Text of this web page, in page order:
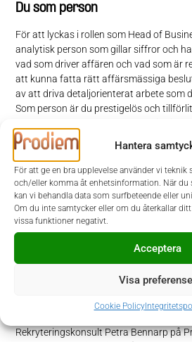
Hantera
För att ge en bra upplevelse använder vi
och/eller komma åt enhetsinformation. När du
kan vi behandla data som surfbeteende eller
Om du inte samtycker eller om du återkallar
vissa funktioner negativt.
Acceptera
Visa
Cookie Policy
Du som person
För att lyckas i rollen som Head of
analytisk person som gillar siffror och
vad som driver affären och vad som är
att kunna fatta rätt affärsmässiga
av att driva detaljorienterat arbete som
Som person är du prestigelös och
serviceinriktad person som trivs med
genom din höga leveransförmåga och
förtroende i organisationen. Då du även
utvecklingsarbetet inom ditt område så
är en problemlösare som hela tiden
ting kan göras effektivare och bättre.
I denna rekrytering samarbetar
med Prodiem. Urval och intervjuer sker
vill ha din ansökan så snart som möjligt.
Rekryteringskonsult Petra Bennarp på